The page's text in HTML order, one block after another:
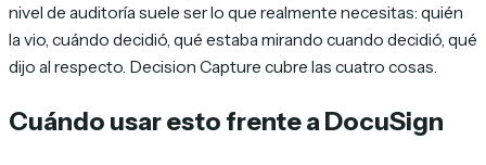
nivel de auditoría suele ser lo que realmente necesitas: quién
la vio, cuándo decidió, qué estaba mirando cuando decidió, qué
dijo al respecto. Decision Capture cubre las cuatro cosas.
Cuándo usar esto frente a DocuSign